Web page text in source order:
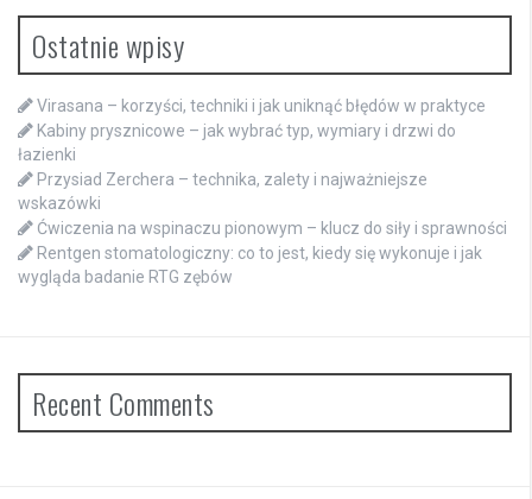
Ostatnie wpisy
Virasana – korzyści, techniki i jak uniknąć błędów w praktyce
Kabiny prysznicowe – jak wybrać typ, wymiary i drzwi do
łazienki
Przysiad Zerchera – technika, zalety i najważniejsze
wskazówki
Ćwiczenia na wspinaczu pionowym – klucz do siły i sprawności
Rentgen stomatologiczny: co to jest, kiedy się wykonuje i jak
wygląda badanie RTG zębów
Recent Comments